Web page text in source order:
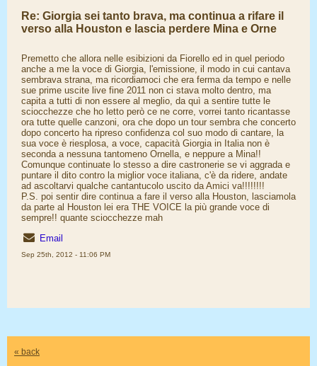
Re: Giorgia sei tanto brava, ma continua a rifare il
verso alla Houston e lascia perdere Mina e Orne
Premetto che allora nelle esibizioni da Fiorello ed in quel periodo
anche a me la voce di Giorgia, l'emissione, il modo in cui cantava
sembrava strana, ma ricordiamoci che era ferma da tempo e nelle
sue prime uscite live fine 2011 non ci stava molto dentro, ma
capita a tutti di non essere al meglio, da quì a sentire tutte le
sciocchezze che ho letto però ce ne corre, vorrei tanto ricantasse
ora tutte quelle canzoni, ora che dopo un tour sembra che concerto
dopo concerto ha ripreso confidenza col suo modo di cantare, la
sua voce è riesplosa, a voce, capacità Giorgia in Italia non è
seconda a nessuna tantomeno Ornella, e neppure a Mina!!
Comunque continuate lo stesso a dire castronerie se vi aggrada e
puntare il dito contro la miglior voce italiana, c'è da ridere, andate
ad ascoltarvi qualche cantantucolo uscito da Amici va!!!!!!!!
P.S. poi sentir dire continua a fare il verso alla Houston, lasciamola
da parte al Houston lei era THE VOICE la più grande voce di
sempre!! quante sciocchezze mah
Email
Sep 25th, 2012 - 11:06 PM
« back